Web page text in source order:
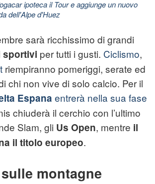
ipoteca il Tour e aggiunge un nuovo
dell'Alpe d'Huez
sarà ricchissimo di grandi
sportivi per tutti i gusti. Ciclismo,
riempiranno pomeriggi, serate ed
chi non vive di solo calcio. Per il
Espana entrerà nella sua fase
chiuderà il cerchio con l’ultimo
Slam, gli Us Open, mentre il
il titolo europeo.
montagne